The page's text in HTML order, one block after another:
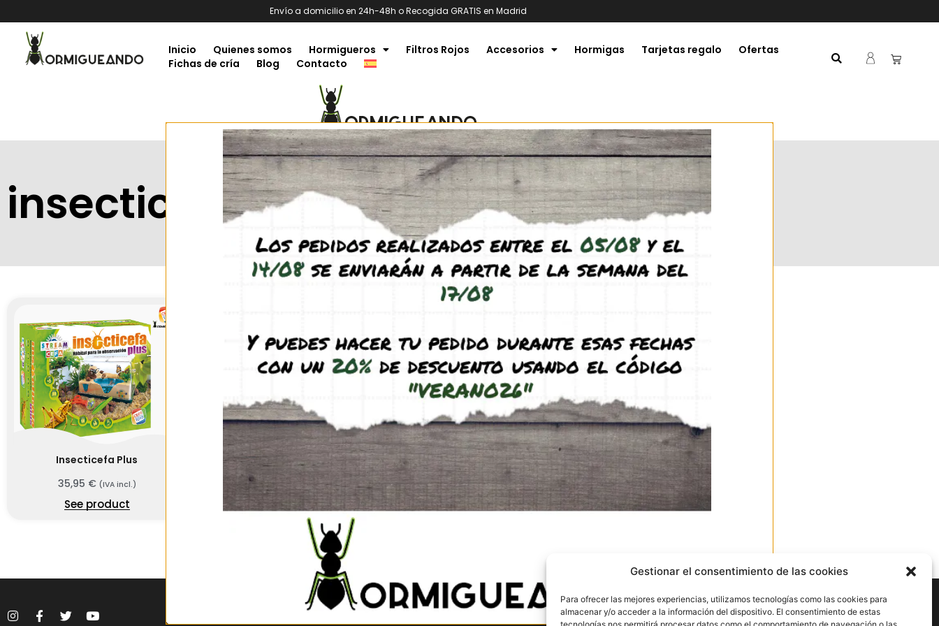
Gestionar el consentimiento de las cookies
Para ofrecer las mejores experiencias, utilizamos tecnologías como las cookies para
almacenar y/o acceder a la información del dispositivo. El consentimiento de estas
Envío a domicilio en 24h-48h o Recogida GRATIS en Madrid
Inicio Quienes somos Hormigueros Filtros Rojos Accesorios Hormigas Tarjetas regalo
Ofertas
Fichas de cría
Blog Contacto
insecticefa
Insecticefa Plus
35,95 € (IVA incl.)
See product
Ir arriba
Envíos y Devoluciones
Pago seguro
Aviso legal